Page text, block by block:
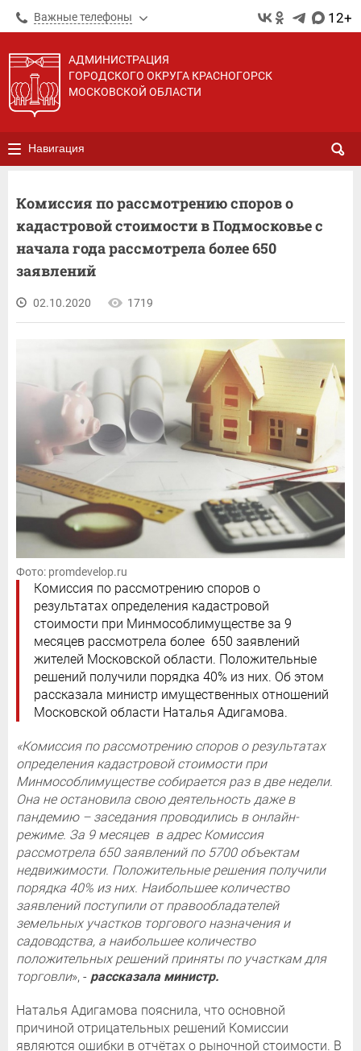
Важные телефоны 12+
АДМИНИСТРАЦИЯ
ГОРОДСКОГО ОКРУГА КРАСНОГОРСК
МОСКОВСКОЙ ОБЛАСТИ
Навигация
Комиссия по рассмотрению споров о
кадастровой стоимости в Подмосковье с
начала года рассмотрела более 650
заявлений
02.10.2020 1719
Фото: promdevelop.ru
Комиссия по рассмотрению споров о
результатах определения кадастровой
стоимости при Минмособлимуществе за 9
месяцев рассмотрела более 650 заявлений
жителей Московской области. Положительные
решений получили порядка 40% из них. Об этом
рассказала министр имущественных отношений
Московской области Наталья Адигамова.
«Комиссия по рассмотрению споров о результатах
определения кадастровой стоимости при
Минмособлимуществе собирается раз в две недели.
Она не остановила свою деятельность даже в
пандемию – заседания проводились в онлайн-
режиме. За 9 месяцев в адрес Комиссия
рассмотрела 650 заявлений по 5700 объектам
недвижимости. Положительные решения получили
порядка 40% из них. Наибольшее количество
заявлений поступили от правообладателей
земельных участков торгового назначения и
садоводства, а наибольшее количество
положительных решений приняты по участкам для
торговли», - рассказала министр.
Наталья Адигамова пояснила, что основной
причиной отрицательных решений Комиссии
являются ошибки в отчётах о рыночной стоимости. В